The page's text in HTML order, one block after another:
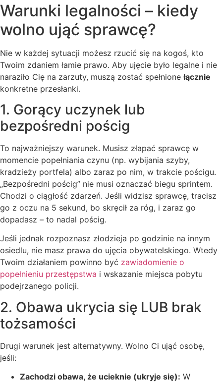
Warunki legalności – kiedy
wolno ująć sprawcę?
Nie w każdej sytuacji możesz rzucić się na kogoś, kto
Twoim zdaniem łamie prawo. Aby ujęcie było legalne i nie
naraziło Cię na zarzuty, muszą zostać spełnionełącznie
konkretne przesłanki.
1. Gorący uczynek lub
bezpośredni pościg
To najważniejszy warunek. Musisz złapać sprawcę w
momencie popełniania czynu (np. wybijania szyby,
kradzieży portfela) albo zaraz po nim, w trakcie pościgu.
„Bezpośredni pościg” nie musi oznaczać biegu sprintem.
Chodzi o ciągłość zdarzeń. Jeśli widzisz sprawcę, tracisz
go z oczu na 5 sekund, bo skręcił za róg, i zaraz go
dopadasz – to nadal pościg.
Jeśli jednak rozpoznasz złodzieja po godzinie na innym
osiedlu, nie masz prawa do ujęcia obywatelskiego. Wtedy
Twoim działaniem powinno być zawiadomienie o
popełnieniu przestępstwa i wskazanie miejsca pobytu
podejrzanego policji.
2. Obawa ukrycia się LUB brak
tożsamości
Drugi warunek jest alternatywny. Wolno Ci ująć osobę,
jeśli:
Zachodzi obawa, że ucieknie (ukryje się): W